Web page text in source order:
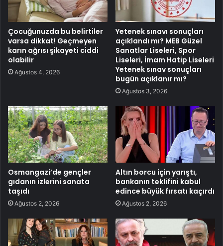
Çocuğunuzda bu belirtiler
varsa dikkat! Geçmeyen
karın ağrısı şikayeti ciddi
olabilir
Ağustos 4, 2026
Yetenek sınavı sonuçları
açıklandı mı? MEB Güzel
Sanatlar Liseleri, Spor
Liseleri, İmam Hatip Liseleri
Yetenek sınav sonuçları
bugün açıklanır mı?
Ağustos 3, 2026
Osmangazi’de gençler
gıdanın izlerini sanata
taşıdı
Ağustos 2, 2026
Altın borcu için yarıştı,
bankanın teklifini kabul
edince büyük fırsatı kaçırdı
Ağustos 2, 2026